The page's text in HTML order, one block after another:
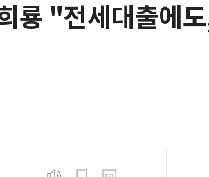
룡 "전세대출에